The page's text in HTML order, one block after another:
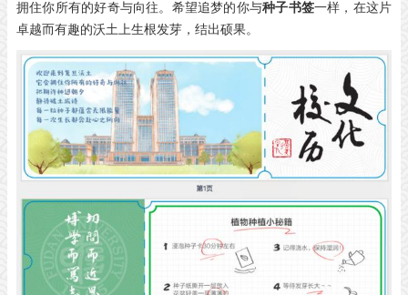
拥住你所有的好奇与向往。希望追梦的你与种子书签一样，在这片
卓越而有趣的沃土上生根发芽，结出硕果。